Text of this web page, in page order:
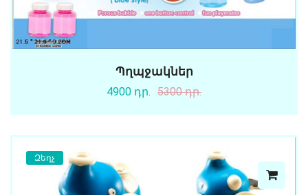
Պղպջակներ
4900 դր. 5300 դր.
Զեղչ